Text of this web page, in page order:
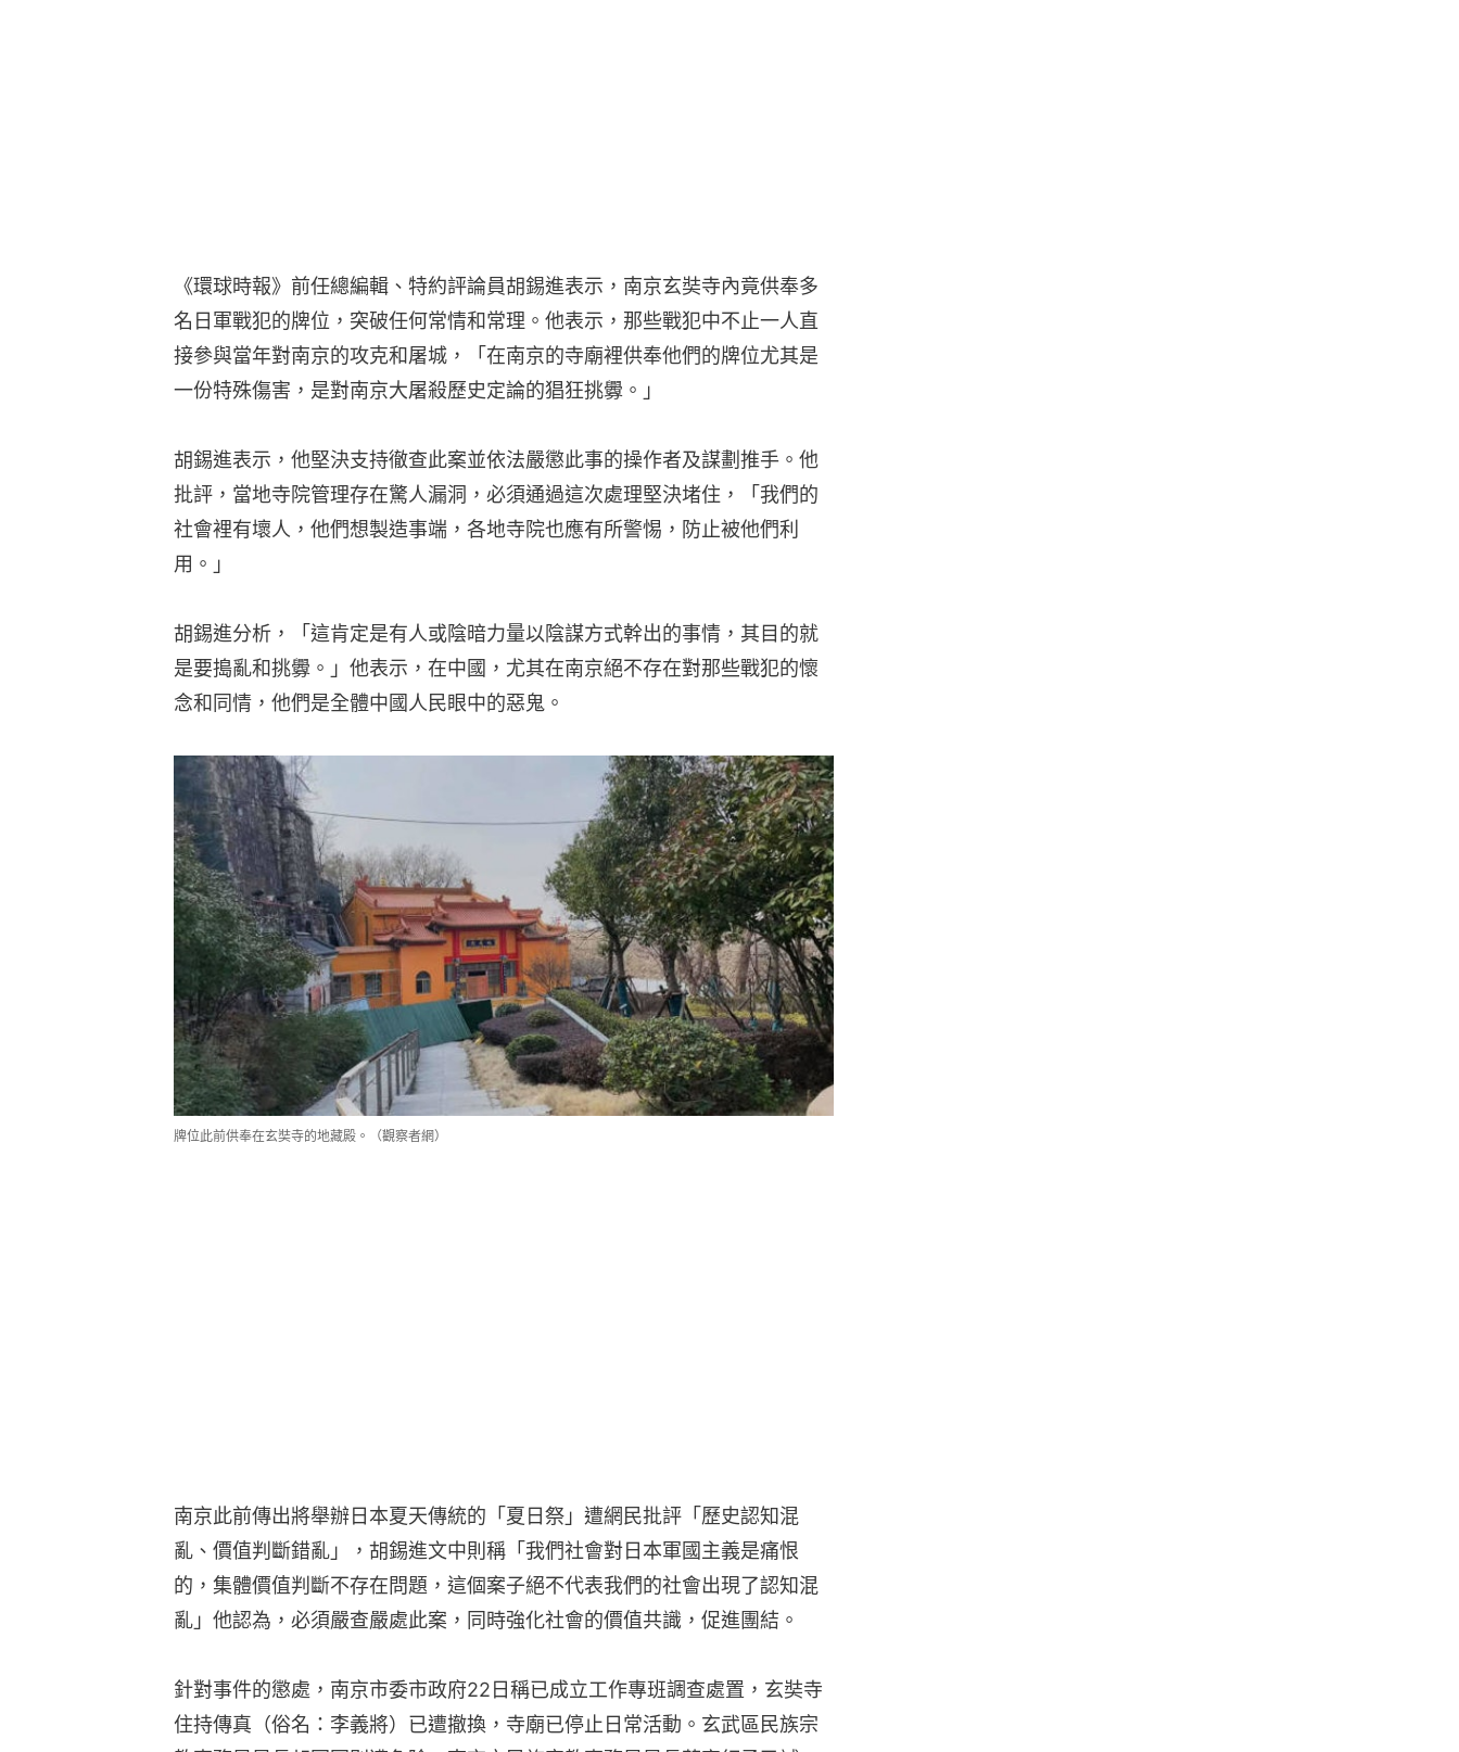
《環球時報》前任總編輯、特約評論員胡錫進表示，南京玄奘寺內竟供奉多
名日軍戰犯的牌位，突破任何常情和常理。他表示，那些戰犯中不止一人直
接參與當年對南京的攻克和屠城，「在南京的寺廟裡供奉他們的牌位尤其是
一份特殊傷害，是對南京大屠殺歷史定論的猖狂挑釁。」
胡錫進表示，他堅決支持徹查此案並依法嚴懲此事的操作者及謀劃推手。他
批評，當地寺院管理存在驚人漏洞，必須通過這次處理堅決堵住，「我們的
社會裡有壞人，他們想製造事端，各地寺院也應有所警惕，防止被他們利
用。」
胡錫進分析，「這肯定是有人或陰暗力量以陰謀方式幹出的事情，其目的就
是要搗亂和挑釁。」他表示，在中國，尤其在南京絕不存在對那些戰犯的懷
念和同情，他們是全體中國人民眼中的惡鬼。
牌位此前供奉在玄奘寺的地藏殿。（觀察者網）
南京此前傳出將舉辦日本夏天傳統的「夏日祭」遭網民批評「歷史認知混
亂、價值判斷錯亂」，胡錫進文中則稱「我們社會對日本軍國主義是痛恨
的，集體價值判斷不存在問題，這個案子絕不代表我們的社會出現了認知混
亂」他認為，必須嚴查嚴處此案，同時強化社會的價值共識，促進團結。
針對事件的懲處，南京市委市政府22日稱已成立工作專班調查處置，玄奘寺
住持傳真（俗名：李義將）已遭撤換，寺廟已停止日常活動。玄武區民族宗